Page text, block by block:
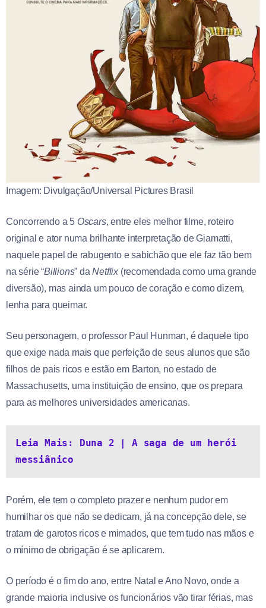
Imagem: Divulgação/Universal Pictures Brasil
Concorrendo a 5 Oscars, entre eles melhor filme, roteiro
original e ator numa brilhante interpretação de Giamatti,
naquele papel de rabugento e sabichão que ele faz tão bem
na série “Billions” daNetflix(recomendada como uma grande
diversão), mas ainda um pouco de coração e como dizem,
lenha para queimar.
Seu personagem, o professor Paul Hunman, é daquele tipo
que exige nada mais que perfeição de seus alunos que são
filhos de pais ricos e estão em Barton, no estado de
Massachusetts, uma instituição de ensino, que os prepara
para as melhores universidades americanas.
Leia Mais: Duna 2 | A saga de um herói
messiânico
Porém, ele tem o completo prazer e nenhum pudor em
humilhar os que não se dedicam, já na concepção dele, se
tratam de garotos ricos e mimados, que tem tudo nas mãos e
o mínimo de obrigação é se aplicarem.
O período é o fim do ano, entre Natal e Ano Novo, onde a
grande maioria inclusive os funcionários vão tirar férias, mas